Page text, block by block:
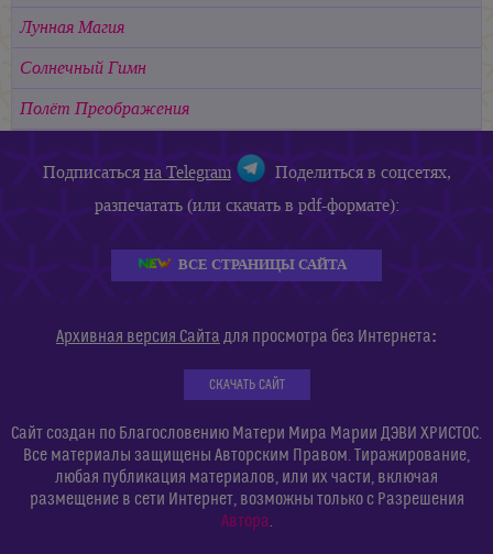
Лунная Магия
Солнечный Гимн
Полёт Преображения
Подписатьсяна Telegram
Поделиться в соцсетях,
разпечатать (или скачать в pdf-формате):
ВСЕ СТРАНИЦЫ САЙТА
Архивная версия Сайта для просмотра без Интернета:
СКАЧАТЬ САЙТ
Сайт создан по Благословению Матери Мира Марии ДЭВИ ХРИСТОС.
Все материалы защищены Авторским Правом. Тиражирование,
любая публикация материалов, или их части, включая
размещение в сети Интернет, возможны только с Разрешения
Автора.